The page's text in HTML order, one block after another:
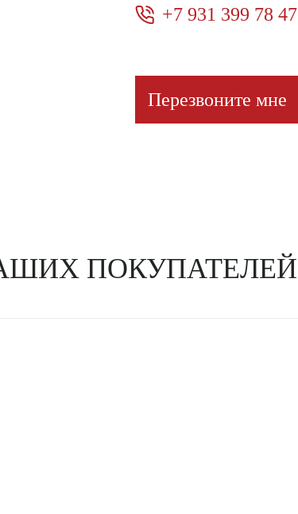
+7 931 399 78 47
Перезвоните мне
ПОКУПАТЕЛЕЙ